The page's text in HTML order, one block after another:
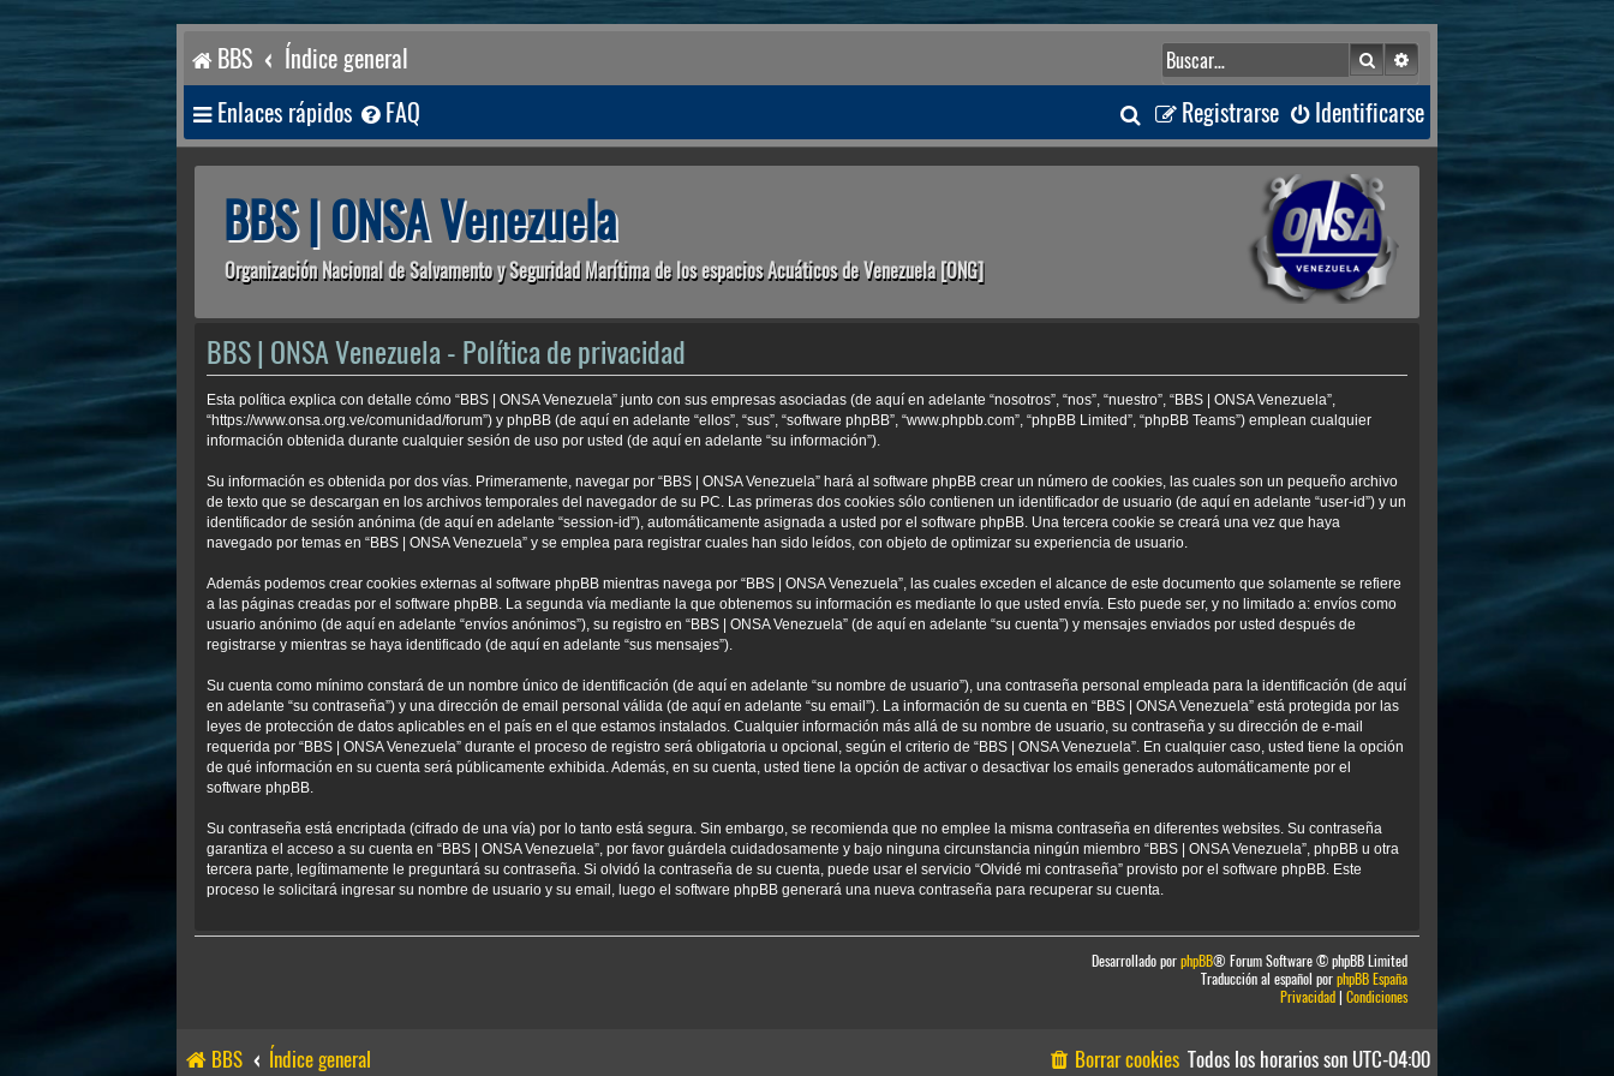
BBS Índice general BuscarBúsqueda avanzada
Enlaces rápidos FAQ Identificarse
Registrarse
B
u
a
r
BBS | ONSA Venezuela
Organización Nacional de Salvamento y Seguridad Marítima de los espacios Acuáticos de Venezuela [ONG]
BBS | ONSA Venezuela - Política de privacidad
Esta política explica con detalle cómo “BBS | ONSA Venezuela” junto con sus empresas asociadas (de aquí en adelante “nosotros”, “nos”, “nuestro”, “BBS | ONSA Venezuela”,
“https://www.onsa.org.ve/comunidad/forum”) y phpBB (de aquí en adelante “ellos”, “sus”, “software phpBB”, “www.phpbb.com”, “phpBB Limited”, “phpBB Teams”) emplean cualquier
información obtenida durante cualquier sesión de uso por usted (de aquí en adelante “su información”).
Su información es obtenida por dos vías. Primeramente, navegar por “BBS | ONSA Venezuela” hará al software phpBB crear un número de cookies, las cuales son un pequeño archivo
de texto que se descargan en los archivos temporales del navegador de su PC. Las primeras dos cookies sólo contienen un identificador de usuario (de aquí en adelante “user-id”) y un
identificador de sesión anónima (de aquí en adelante “session-id”), automáticamente asignada a usted por el software phpBB. Una tercera cookie se creará una vez que haya
navegado por temas en “BBS | ONSA Venezuela” y se emplea para registrar cuales han sido leídos, con objeto de optimizar su experiencia de usuario.
Además podemos crear cookies externas al software phpBB mientras navega por “BBS | ONSA Venezuela”, las cuales exceden el alcance de este documento que solamente se refiere
a las páginas creadas por el software phpBB. La segunda vía mediante la que obtenemos su información es mediante lo que usted envía. Esto puede ser, y no limitado a: envíos como
usuario anónimo (de aquí en adelante “envíos anónimos”), su registro en “BBS | ONSA Venezuela” (de aquí en adelante “su cuenta”) y mensajes enviados por usted después de
registrarse y mientras se haya identificado (de aquí en adelante “sus mensajes”).
Su cuenta como mínimo constará de un nombre único de identificación (de aquí en adelante “su nombre de usuario”), una contraseña personal empleada para la identificación (de aquí
en adelante “su contraseña”) y una dirección de email personal válida (de aquí en adelante “su email”). La información de su cuenta en “BBS | ONSA Venezuela” está protegida por las
leyes de protección de datos aplicables en el país en el que estamos instalados. Cualquier información más allá de su nombre de usuario, su contraseña y su dirección de e-mail
requerida por “BBS | ONSA Venezuela” durante el proceso de registro será obligatoria u opcional, según el criterio de “BBS | ONSA Venezuela”. En cualquier caso, usted tiene la opción
de qué información en su cuenta será públicamente exhibida. Además, en su cuenta, usted tiene la opción de activar o desactivar los emails generados automáticamente por el
software phpBB.
Su contraseña está encriptada (cifrado de una vía) por lo tanto está segura. Sin embargo, se recomienda que no emplee la misma contraseña en diferentes websites. Su contraseña
garantiza el acceso a su cuenta en “BBS | ONSA Venezuela”, por favor guárdela cuidadosamente y bajo ninguna circunstancia ningún miembro “BBS | ONSA Venezuela”, phpBB u otra
tercera parte, legítimamente le preguntará su contraseña. Si olvidó la contraseña de su cuenta, puede usar el servicio “Olvidé mi contraseña” provisto por el software phpBB. Este
proceso le solicitará ingresar su nombre de usuario y su email, luego el software phpBB generará una nueva contraseña para recuperar su cuenta.
Desarrollado porphpBB® Forum Software © phpBB Limited
Traducción al español porphpBB España
Privacidad| Condiciones
BBS Índice general Todos los horarios son UTC-04:00
Borrar cookies